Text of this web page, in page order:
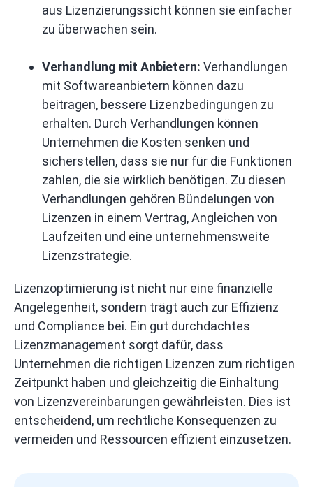
aus Lizenzierungssicht können sie einfacher
zu überwachen sein.
Verhandlung mit Anbietern: Verhandlungen
mit Softwareanbietern können dazu
beitragen, bessere Lizenzbedingungen zu
erhalten. Durch Verhandlungen können
Unternehmen die Kosten senken und
sicherstellen, dass sie nur für die Funktionen
zahlen, die sie wirklich benötigen. Zu diesen
Verhandlungen gehören Bündelungen von
Lizenzen in einem Vertrag, Angleichen von
Laufzeiten und eine unternehmensweite
Lizenzstrategie.
Lizenzoptimierung ist nicht nur eine finanzielle
Angelegenheit, sondern trägt auch zur Effizienz
und Compliance bei. Ein gut durchdachtes
Lizenzmanagement sorgt dafür, dass
Unternehmen die richtigen Lizenzen zum richtigen
Zeitpunkt haben und gleichzeitig die Einhaltung
von Lizenzvereinbarungen gewährleisten. Dies ist
entscheidend, um rechtliche Konsequenzen zu
vermeiden und Ressourcen effizient einzusetzen.